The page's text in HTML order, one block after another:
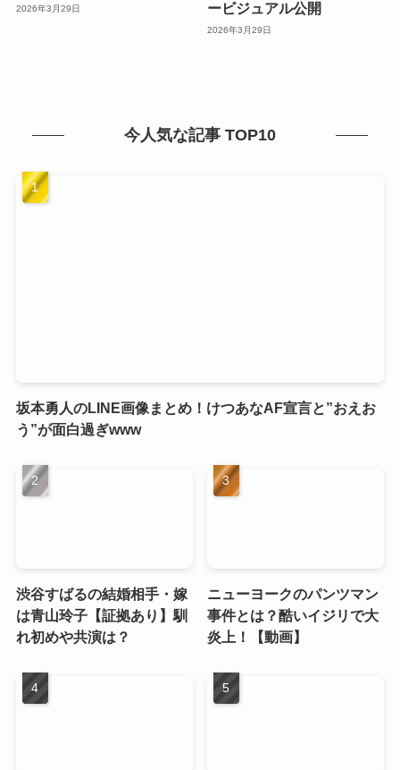
2026年3月29日 ービジュアル公開
2026年3月29日
今人気な記事 TOP10
坂本勇人のLINE画像まとめ！けつあなAF宣言と”おえお
う”が面白過ぎwww
渋谷すばるの結婚相手・嫁
は青山玲子【証拠あり】馴
れ初めや共演は？
ニューヨークのパンツマン
事件とは？酷いイジリで大
炎上！【動画】